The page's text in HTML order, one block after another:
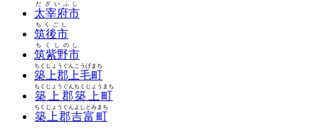
太宰府市
だざいふし
筑後市
ちくごし
筑紫野市
ちくしのし
築上郡上毛町
ちくじょうぐんこうげまち
築上郡築上町
ちくじょうぐんちくじょうまち
築上郡吉富町
ちくじょうぐんよしとみまち